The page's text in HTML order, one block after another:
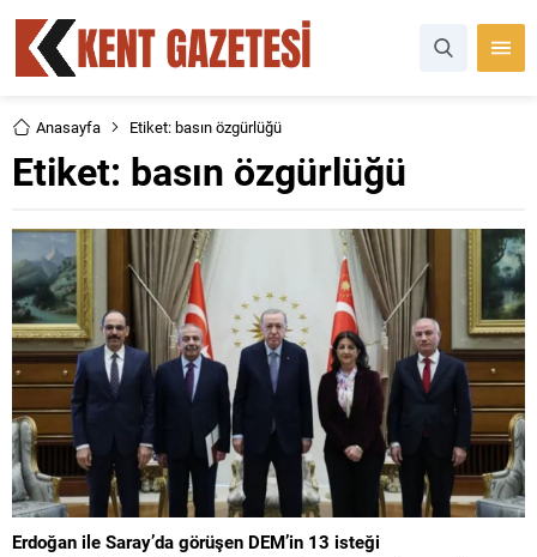
Anasayfa Etiket: basın özgürlüğü
Etiket: basın özgürlüğü
Erdoğan ile Saray’da görüşen DEM’in 13 isteği